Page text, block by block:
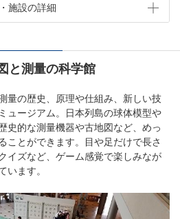
施設の詳細
と測量の科学館
量の歴史、原理や仕組み、新しい技
ュージアム。日本列島の球体模型や
史的な測量機器や古地図など、めっ
ことができます。目や足だけで長さ
イズなど、ゲーム感覚で楽しみなが
います。